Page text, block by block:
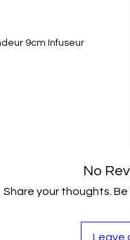
9cm Infuseur
No
Share your thoughts.
Leave